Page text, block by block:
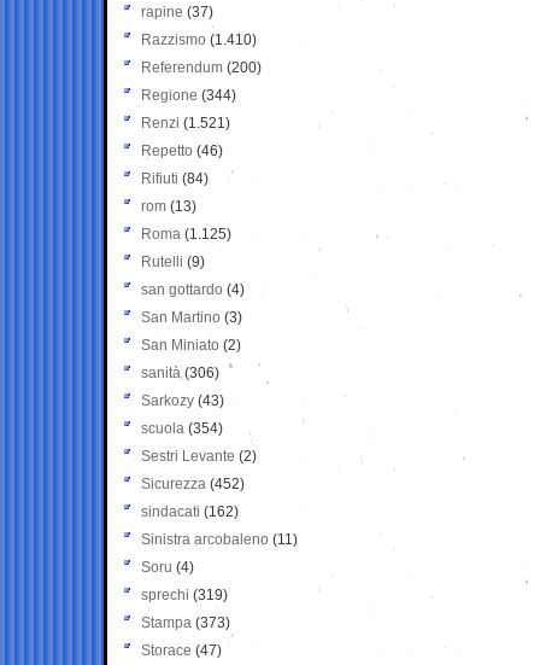
rapine (37)
Razzismo (1.410)
Referendum (200)
Regione (344)
Renzi (1.521)
Repetto (46)
Rifiuti (84)
rom (13)
Roma (1.125)
Rutelli (9)
san gottardo (4)
San Martino (3)
San Miniato (2)
sanità (306)
Sarkozy (43)
scuola (354)
Sestri Levante (2)
Sicurezza (452)
sindacati (162)
Sinistra arcobaleno (11)
Soru (4)
sprechi (319)
Stampa (373)
Storace (47)